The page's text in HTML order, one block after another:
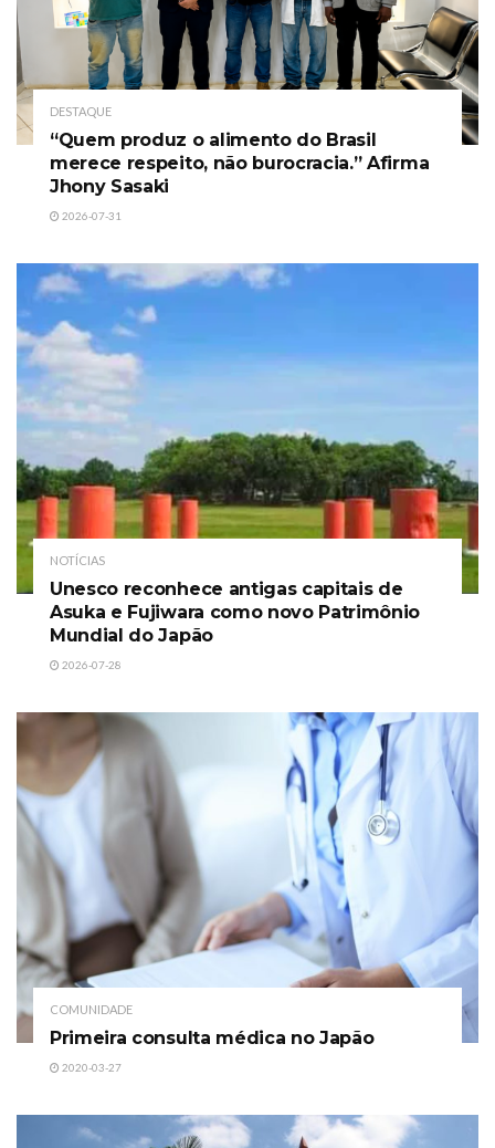
DESTAQUE
“Quem produz o alimento do Brasil
merece respeito, não burocracia.” Afirma
Jhony Sasaki
2026-07-31
NOTÍCIAS
Unesco reconhece antigas capitais de
Asuka e Fujiwara como novo Patrimônio
Mundial do Japão
2026-07-28
COMUNIDADE
Primeira consulta médica no Japão
2020-03-27